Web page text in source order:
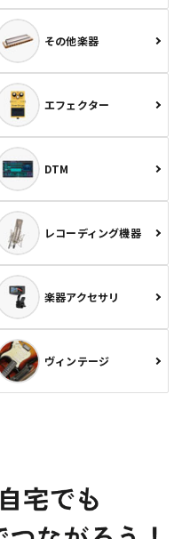
その他楽器
エフェクター
DTM
レコーディング機器
楽器アクセサリ
ヴィンテージ